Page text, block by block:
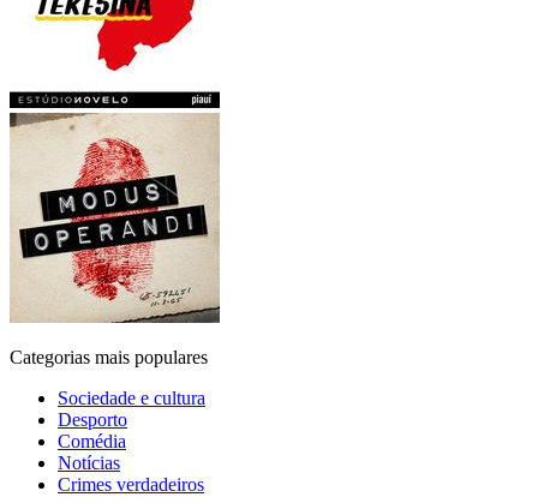
Categorias mais populares
Sociedade e cultura
Desporto
Comédia
Notícias
Crimes verdadeiros